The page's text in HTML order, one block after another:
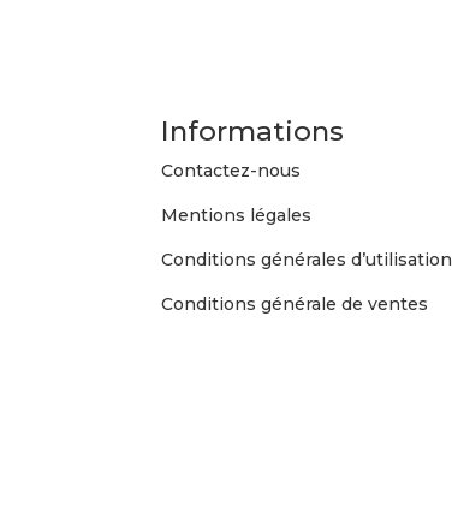
sur
produit
Informations
Contactez-nous
Mentions légales
Conditions générales d’utilisation
Conditions générale de ventes